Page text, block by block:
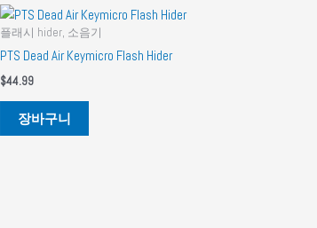
플래시 hider, 소음기
PTS Dead Air Keymicro Flash Hider
$44.99
장바구니